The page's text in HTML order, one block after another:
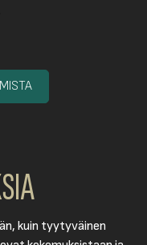
kuin tyytyväinen